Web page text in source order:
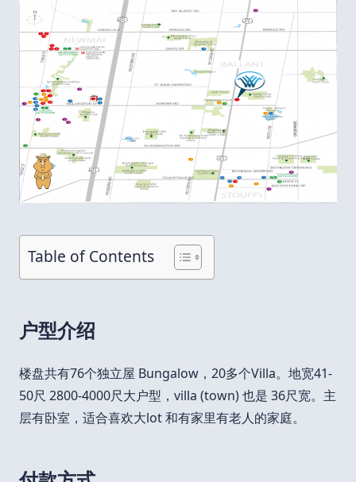
Table of Contents
户型介绍
楼盘共有76个独立屋 Bungalow，20多个Villa。地宽41-
50尺 2800-4000尺大户型，villa (town) 也是 36尺宽。主
层有卧室，适合喜欢大lot 和有家里有老人的家庭。